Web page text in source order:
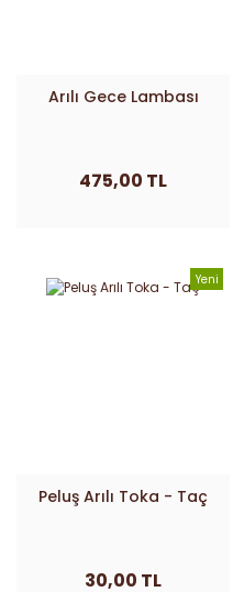
Arılı Gece Lambası
475,00 TL
Yeni
Peluş Arılı Toka - Taç
30,00 TL